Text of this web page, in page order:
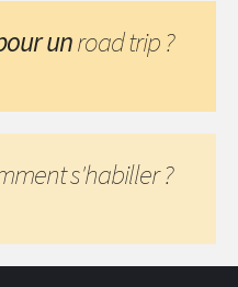
unroad trip ?
s'habiller ?